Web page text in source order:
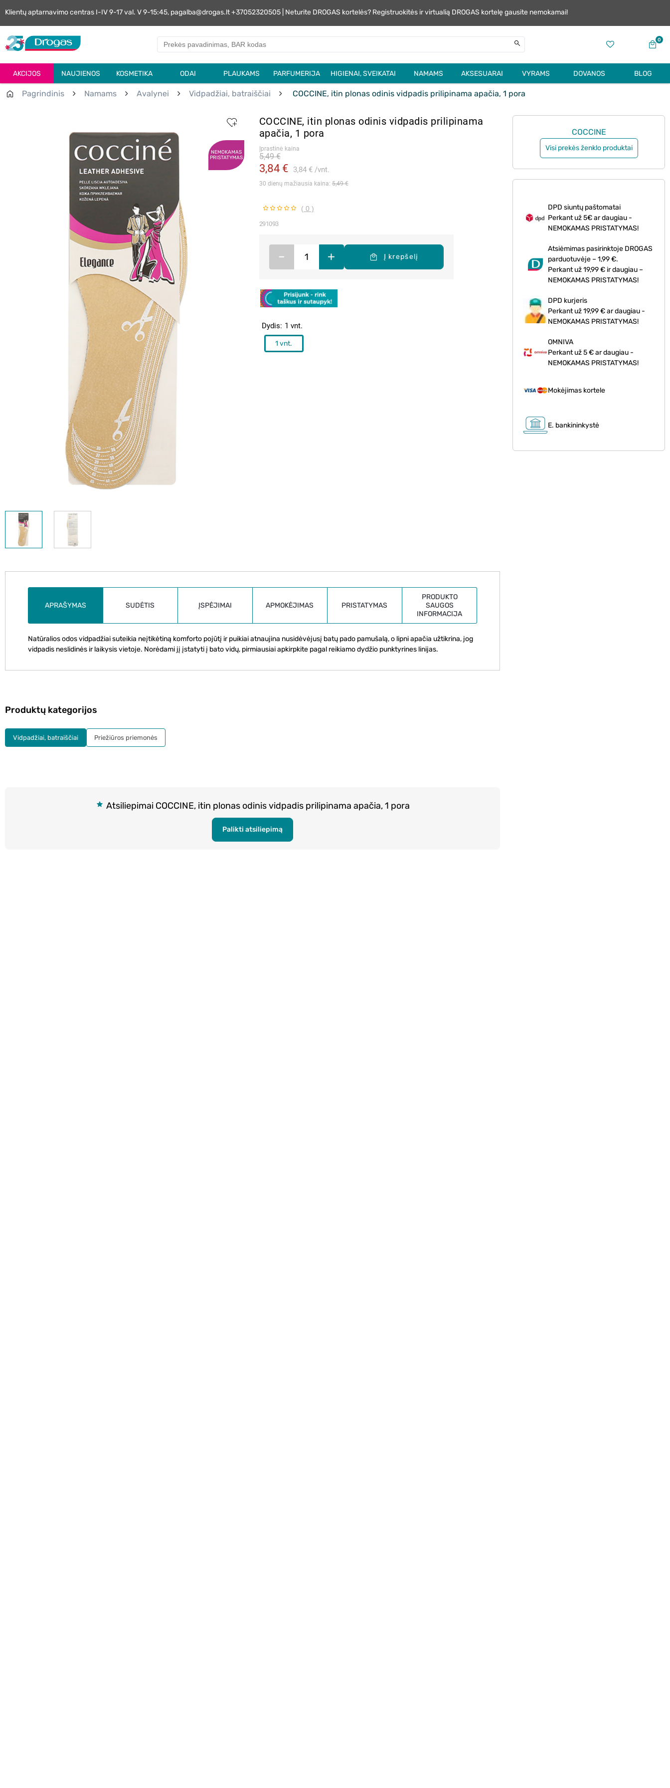
Klientų aptarnavimo centras I-IV 9-17 val. V 9-15:45, pagalba@drogas.lt +37052320505 | Neturite DROGAS kortelės? Registruokitės ir virtualią DROGAS kortelę gausite nemokamai!
0
AKCIJOS NAUJIENOS KOSMETIKA ODAI PLAUKAMS PARFUMERIJA HIGIENAI, SVEIKATAI NAMAMS AKSESUARAI VYRAMS DOVANOS BLOG
Pagrindinis Namams Avalynei Vidpadžiai, batraiščiai COCCINE, itin plonas odinis vidpadis prilipinama apačia, 1 pora
NEMOKAMAS
PRISTATYMAS
COCCINE, itin plonas odinis vidpadis prilipinama
apačia, 1 pora
Įprastinė kaina
3,84 € 3,84 € vnt.
5,49 €
30 dienų mažiausia kaina: 5,49 €
( 0 )
291093
Dydis 1 vnt.
1 vnt.
– + Į krepšelį
COCCINE
Visi prekės ženklo produktai
DPD siuntų paštomatai
Perkant už 5€ ar daugiau -
NEMOKAMAS PRISTATYMAS!
Atsiėmimas pasirinktoje DROGAS
parduotuvėje – 1,99 €.
Perkant už 19,99 € ir daugiau –
NEMOKAMAS PRISTATYMAS!
DPD kurjeris
Perkant už 19,99 € ar daugiau -
NEMOKAMAS PRISTATYMAS!
OMNIVA
Perkant už 5 € ar daugiau -
NEMOKAMAS PRISTATYMAS!
Mokėjimas kortele
E. bankininkystė
APRAŠYMAS SUDĖTIS ĮSPĖJIMAI APMOKĖJIMAS PRISTATYMAS
PRODUKTO
SAUGOS
INFORMACIJA
Natūralios odos vidpadžiai suteikia neįtikėtiną komforto pojūtį ir puikiai atnaujina nusidėvėjusį batų pado pamušalą, o lipni apačia užtikrina, jog
vidpadis neslidinės ir laikysis vietoje. Norėdami jį įstatyti į bato vidų, pirmiausiai apkirpkite pagal reikiamo dydžio punktyrines linijas.
Atsiliepimai COCCINE, itin plonas odinis vidpadis prilipinama apačia, 1 pora
Palikti atsiliepimą
Produktų kategorijos
Vidpadžiai, batraiščiai Priežiūros priemonės